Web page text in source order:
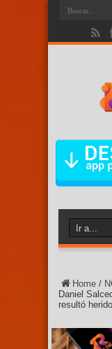
Home /
Daniel
resultó